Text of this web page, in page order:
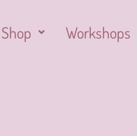
Shop Workshops